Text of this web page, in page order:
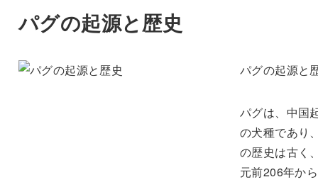
パグの起源と歴史
パグの起源と
パグは、中国
の犬種であり
の歴史は古く
元前206年から